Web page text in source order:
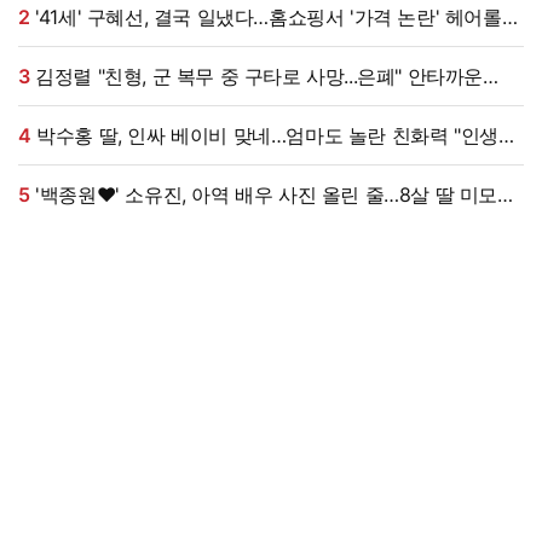
2
대박, 무려 '3만 장' 돌파 [엑's 이슈]
3김정렬 "친형, 군 복무 중 구타로 사망...은폐" 안타까운
가족사 (데이앤나잇)[전일야화]
4
N회차"
5'백종원♥' 소유진, 아역 배우 사진 올린 줄…8살 딸 미모